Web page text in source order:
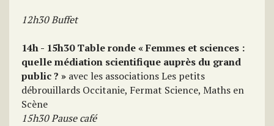
12h30 Buffet
14h - 15h30 Table ronde « Femmes et sciences :
quelle médiation scientifique auprès du grand
public ? » avec les associations Les petits
débrouillards Occitanie, Fermat Science, Maths en
Scène
15h30 Pause café